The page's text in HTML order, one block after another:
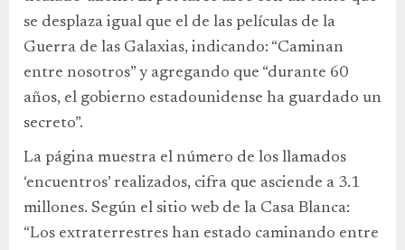
se desplaza igual que el de las películas de la
Guerra de las Galaxias, indicando: “Caminan
entre nosotros” y agregando que “durante 60
años, el gobierno estadounidense ha guardado un
secreto”.
La página muestra el número de los llamados
‘encuentros’ realizados, cifra que asciende a 3.1
millones. Según el sitio web de la Casa Blanca:
“Los extraterrestres han estado caminando entre